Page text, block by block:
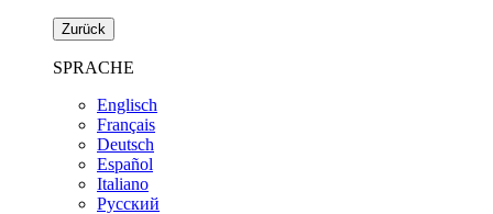
Zurück
SPRACHE
Englisch
Français
Deutsch
Español
Italiano
Pусский